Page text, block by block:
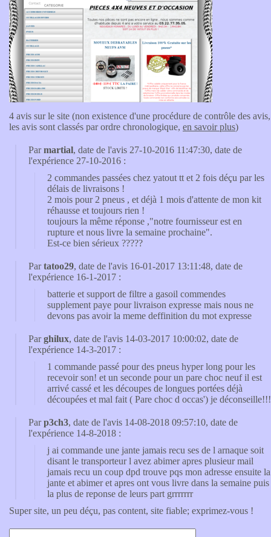
4 avis sur le site (non existence d'une procédure de contrôle des avis,
les avis sont classés par ordre chronologique, en savoir plus)
Parmartial, date de l'avis 27-10-2016 11:47:30, date de
l'expérience 27-10-2016 :
2 commandes passées chez yatout tt et 2 fois déçu par les
délais de livraisons !
2 mois pour 2 pneus , et déjà 1 mois d'attente de mon kit
réhausse et toujours rien !
toujours la même réponse ,"notre fournisseur est en
rupture et nous livre la semaine prochaine".
Est-ce bien sérieux ?????
Partatoo29, date de l'avis 16-01-2017 13:11:48, date de
l'expérience 16-1-2017 :
batterie et support de filtre a gasoil commendes
supplement paye pour livraison expresse mais nous ne
devons pas avoir la meme deffinition du mot expresse
Parghilux, date de l'avis 14-03-2017 10:00:02, date de
l'expérience 14-3-2017 :
1 commande passé pour des pneus hyper long pour les
recevoir son! et un seconde pour un pare choc neuf il est
arrivé cassé et les découpes de longues portées déjà
découpées et mal fait ( Pare choc d occas') je déconseille!!!
Parp3ch3, date de l'avis 14-08-2018 09:57:10, date de
l'expérience 14-8-2018 :
j ai commande une jante jamais recu ses de l arnaque soit
disant le transporteur l avez abimer apres plusieur mail
jamais recu un coup dpd trouve pqs mon adresse ensuite la
jante et abimer et apres ont vous livre dans la semaine puis
la plus de reponse de leurs part grrrrrrr
Super site, un peu déçu, pas content, site fiable; exprimez-vous !